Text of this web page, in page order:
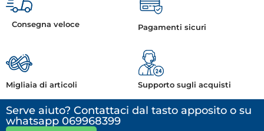
Consegna veloce Pagamenti sicuri
Migliaia di articoli Supporto sugli acquisti
Serve aiuto? Contattaci dal tasto apposito o su
whatsapp 069968399